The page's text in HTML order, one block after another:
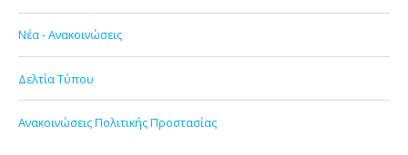
Νέα - Ανακοινώσεις
Δελτία Τύπου
Ανακοινώσεις Πολιτικής Προστασίας